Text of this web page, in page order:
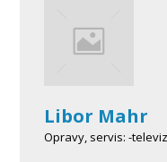
Libor Mahr
Opravy, servis: -